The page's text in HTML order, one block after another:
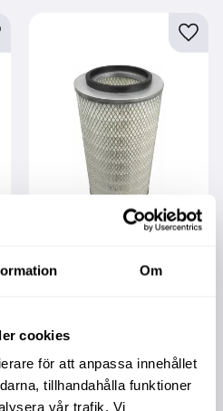
Om
cookies
för att anpassa innehållet
tillhandahålla funktioner
vår trafik. Vi
till i favoriter
Garanti 1 år. Köpa större